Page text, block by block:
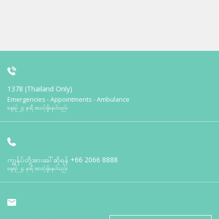
1378 (Thailand Only)
Emergencies - Appointments - Ambulance
နေ့စဉ် ၂၄ နာရီ အသင့်ရှိနေပါသည်။
ကျွန်ုပ်တို့အားခေါ်ဆိုရန် +66 2066 8888
နေ့စဉ် ၂၄ နာရီ အသင့်ရှိနေပါသည်။